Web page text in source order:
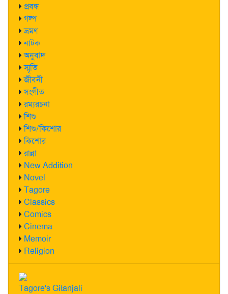
প্রবন্ধ
গল্প
ভ্রমণ
নাটক
অনুবাদ
স্মৃতি
জীবনী
সংগীত
রম্যরচনা
শিশু
শিশু/কিশোর
কিশোর
রান্না
New Addition
Novel
Tagore
Classics
Comics
Cinema
Memoir
Religion
Tagore's Gitanjali